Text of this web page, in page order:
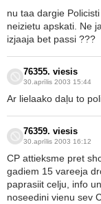
nu taa dargie
neizietu apskati. Ne
izjaaja bet passi ???
76355. viesis
30.aprīlis 2003 15:44
Ar lielaako daļu to
76359. viesis
30.aprīlis 2003 16:12
CP attieksme pret
gadiem 15 vareeja
paprasiit celju, info
noseedini vienu sev